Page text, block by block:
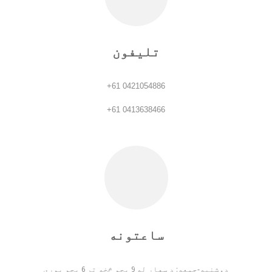
تلیفون
+61 0421054886
+61 0413638466
ساعتونه
دوشنبه-جمعه: د سهار له 9 بجو څخه تر 6 بجو پورې